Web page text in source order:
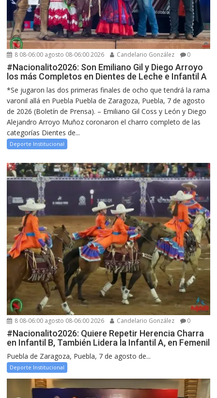
8 08-06:00 agosto 08-06:00 2026 Candelario González 0
#Nacionalito2026: Son Emiliano Gil y Diego Arroyo
los más Completos en Dientes de Leche e Infantil A
*Se jugaron las dos primeras finales de ocho que tendrá la rama
varonil allá en Puebla Puebla de Zaragoza, Puebla, 7 de agosto
de 2026 (Boletín de Prensa). – Emiliano Gil Coss y León y Diego
Alejandro Arroyo Muñoz coronaron el charro completo de las
categorías Dientes de...
Deporte Institucional
8 08-06:00 agosto 08-06:00 2026 Candelario González 0
#Nacionalito2026: Quiere Repetir Herencia Charra
en Infantil B, También Lidera la Infantil A, en Femenil
Puebla de Zaragoza, Puebla, 7 de agosto de...
Deporte Institucional